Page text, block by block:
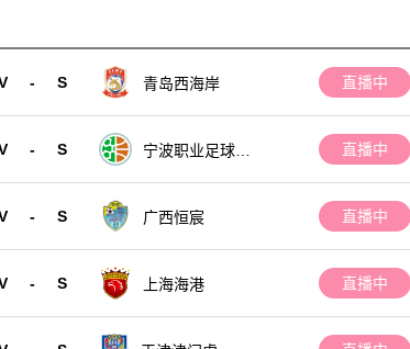
- S 青岛西海岸 直播中
- S
宁波职业足球俱
直播中
- S 广西恒宸 直播中
- S 上海海港 直播中